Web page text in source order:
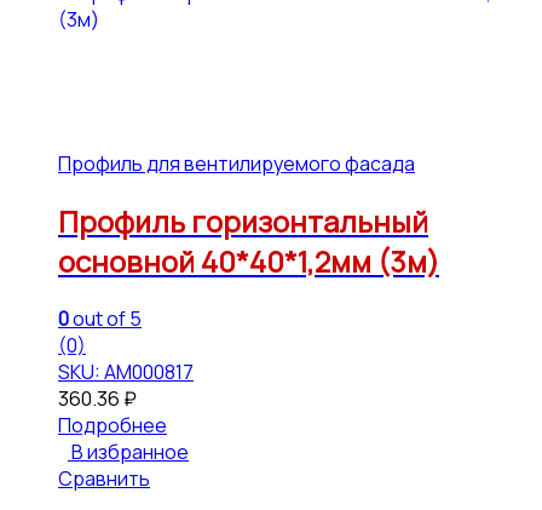
Профиль для вентилируемого фасада
Профиль горизонтальный
основной 40*40*1,2мм (3м)
0out of 5
(0)
SKU: АМ000817
360.36 ₽
Подробнее
В избранное
Сравнить